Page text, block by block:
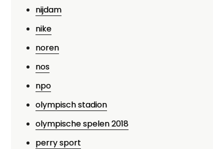
nijdam
nike
noren
nos
npo
olympisch stadion
olympische spelen 2018
perry sport